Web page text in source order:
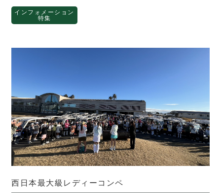
インフォメーション
特集
西日本最大級レディーコンペ